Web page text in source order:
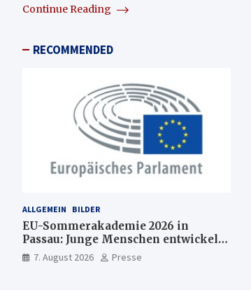
Continue Reading
RECOMMENDED
ALLGEMEIN BILDER
EU-Sommerakademie 2026 in
Passau: Junge Menschen entwickeln
Ideen für Europas Zukunft
7. August 2026 Presse